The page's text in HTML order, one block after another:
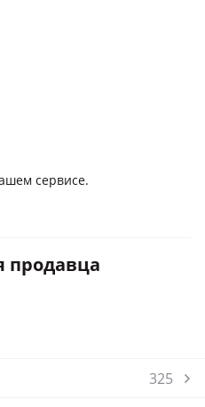
сервисе.
продавца
325